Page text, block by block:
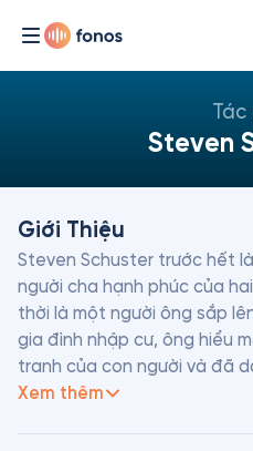
Tác
Steven
Giới Thiệu
Steven Schuster trước hết
người cha hạnh phúc của
thời là một người ông sắp
gia đình nhập cư, ông hiểu
tranh của con người và đã
tìm ra giải pháp cho chúng.
Xem thêm